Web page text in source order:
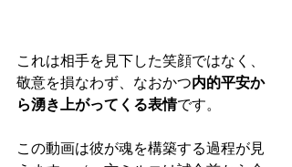
これは相手を見下した笑顔ではなく、
敬意を損なわず、なおかつ内的平安か
ら湧き上がってくる表情です。
この動画は彼が魂を構築する過程が見